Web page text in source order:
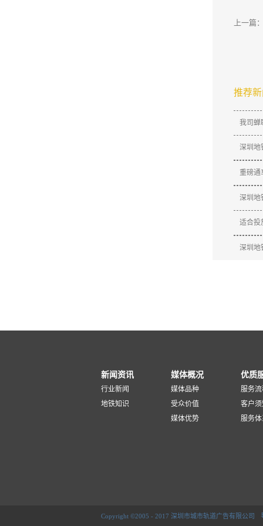
上一篇
推荐
我司蝉
深圳地
重磅通
深圳地
适合投
深圳地
新闻资讯
行业新闻
地铁知识
媒体概况
媒体品种
受众价值
媒体优势
优质
服务
客户
服务
Copyright ©2005 - 2017 深圳市城市轨道广告有限公司